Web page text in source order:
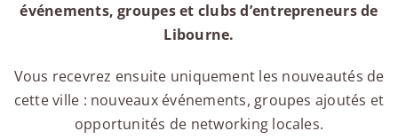
événements, groupes et clubs d’entrepreneurs de
Libourne.
Vous recevrez ensuite uniquement les nouveautés de
cette ville : nouveaux événements, groupes ajoutés et
opportunités de networking locales.